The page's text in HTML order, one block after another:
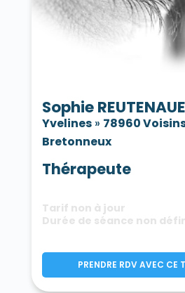
Sophie
Yvelines» 78960
Bretonneux
Thérapeute
Tarif non à jour
Durée de séance non
PRENDRE RDV AVEC CE